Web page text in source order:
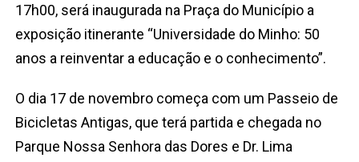
17h00, será inaugurada na Praça do Município a
exposição itinerante “Universidade do Minho: 50
anos a reinventar a educação e o conhecimento”.
O dia 17 de novembro começa com um Passeio de
Bicicletas Antigas, que terá partida e chegada no
Parque Nossa Senhora das Dores e Dr. Lima